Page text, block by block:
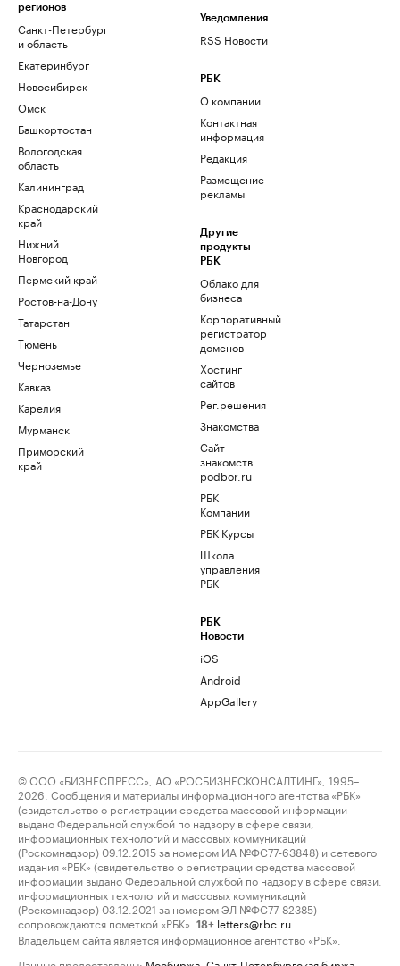
регионов
Санкт-Петербург
и область
Екатеринбург
Новосибирск
Омск
Башкортостан
Вологодская
область
Калининград
Краснодарский
край
Нижний
Новгород
Пермский край
Ростов-на-Дону
Татарстан
Тюмень
Черноземье
Кавказ
Карелия
Мурманск
Приморский
край
Уведомления
RSS Новости
РБК
О компании
Контактная
информация
Редакция
Размещение
рекламы
Другие
продукты
РБК
Облако для
бизнеса
Корпоративный
регистратор
доменов
Хостинг
сайтов
Рег.решения
Знакомства
Сайт
знакомств
podbor.ru
РБК
Компании
РБК Курсы
Школа
управления
РБК
РБК
Новости
iOS
Android
AppGallery
© ООО «БИЗНЕСПРЕСС», АО «РОСБИЗНЕСКОНСАЛТИНГ», 1995–
2026. Сообщения и материалы информационного агентства «РБК»
(свидетельство о регистрации средства массовой информации
выдано Федеральной службой по надзору в сфере связи,
информационных технологий и массовых коммуникаций
(Роскомнадзор) 09.12.2015 за номером ИА №ФС77-63848) и сетевого
издания «РБК» (свидетельство о регистрации средства массовой
информации выдано Федеральной службой по надзору в сфере связи,
информационных технологий и массовых коммуникаций
(Роскомнадзор) 03.12.2021 за номером ЭЛ №ФС77-82385)
сопровождаются пометкой «РБК».
18+ letters@rbc.ru
Владельцем сайта является информационное агентство «РБК».